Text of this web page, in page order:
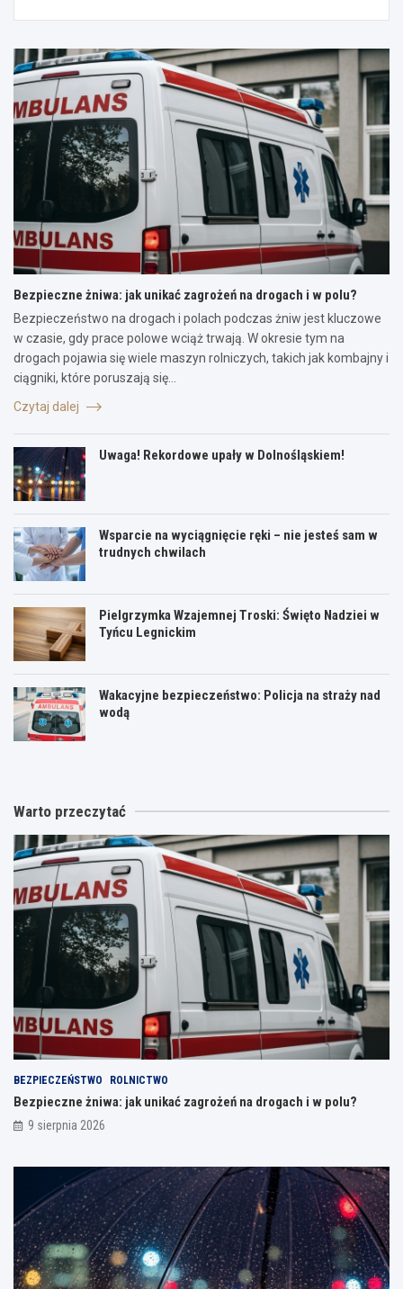
Bezpieczne żniwa: jak unikać zagrożeń na drogach i w polu?
Bezpieczeństwo na drogach i polach podczas żniw jest kluczowe
w czasie, gdy prace polowe wciąż trwają. W okresie tym na
drogach pojawia się wiele maszyn rolniczych, takich jak kombajny i
ciągniki, które poruszają się…
Czytaj dalej
Uwaga! Rekordowe upały w Dolnośląskiem!
Wsparcie na wyciągnięcie ręki – nie jesteś sam w
trudnych chwilach
Pielgrzymka Wzajemnej Troski: Święto Nadziei w
Tyńcu Legnickim
Wakacyjne bezpieczeństwo: Policja na straży nad
wodą
Warto przeczytać
BEZPIECZEŃSTWO ROLNICTWO
Bezpieczne żniwa: jak unikać zagrożeń na drogach i w polu?
9 sierpnia 2026